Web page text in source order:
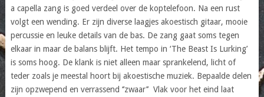
a capella zang is goed verdeel over de koptelefoon. Na een rust
volgt een wending. Er zijn diverse laagjes akoestisch gitaar, mooie
percussie en leuke details van de bas. De zang gaat soms tegen
elkaar in maar de balans blijft. Het tempo in ‘The Beast Is Lurking’
is soms hoog. De klank is niet alleen maar sprankelend, licht of
teder zoals je meestal hoort bij akoestische muziek. Bepaalde delen
zijn opzwepend en verrassend ‘’zwaar’’ Vlak voor het eind laat